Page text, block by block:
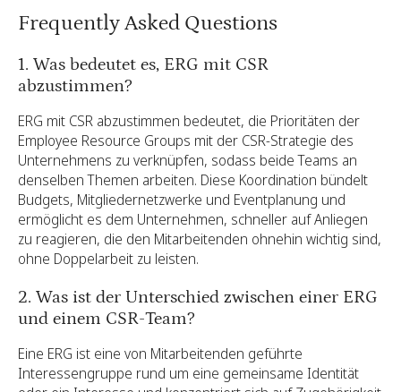
Frequently Asked Questions
1. Was bedeutet es, ERG mit CSR
abzustimmen?
ERG mit CSR abzustimmen bedeutet, die Prioritäten der
Employee Resource Groups mit der CSR-Strategie des
Unternehmens zu verknüpfen, sodass beide Teams an
denselben Themen arbeiten. Diese Koordination bündelt
Budgets, Mitgliedernetzwerke und Eventplanung und
ermöglicht es dem Unternehmen, schneller auf Anliegen
zu reagieren, die den Mitarbeitenden ohnehin wichtig sind,
ohne Doppelarbeit zu leisten.
2. Was ist der Unterschied zwischen einer ERG
und einem CSR-Team?
Eine ERG ist eine von Mitarbeitenden geführte
Interessengruppe rund um eine gemeinsame Identität